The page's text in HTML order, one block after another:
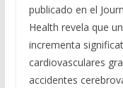
publicado en el
Health revela que
incrementa
cardiovasculares
accidentes